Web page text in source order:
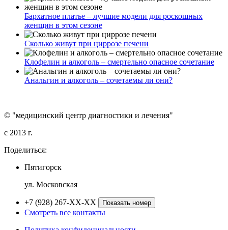
Бархатное платье – лучшие модели для роскошных
женщин в этом сезоне
Сколько живут при циррозе печени
Клофелин и алкоголь – смертельно опасное сочетание
Анальгин и алкоголь – сочетаемы ли они?
© "медицинский центр диагностики и лечения"
c 2013 г.
Поделиться:
Пятигорск
ул. Московская
+7 (928) 267-XX-XX Показать номер
Смотреть все контакты